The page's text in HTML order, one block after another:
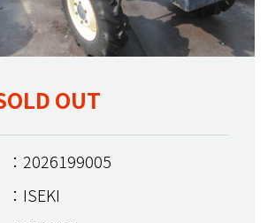
OUT
：2026199005
：ISEKI